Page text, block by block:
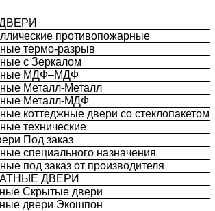
противопожарные
термо-разрыв
с Зеркалом
МДФ–МДФ
Металл-Металл
Металл-МДФ
коттеджные двери со стеклопакетом
технические
Под заказ
специального назначения
под заказ от производителя
ДВЕРИ
Скрытые двери
двери Экошпон